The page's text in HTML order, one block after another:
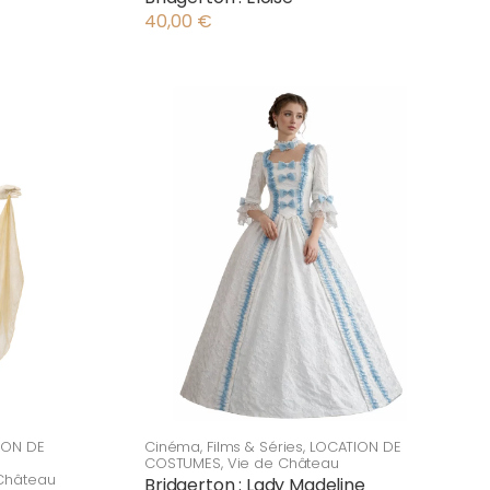
40,00 €
DE Cinéma, Films & Séries, LOCATION DE
COSTUMES, Vie de Château